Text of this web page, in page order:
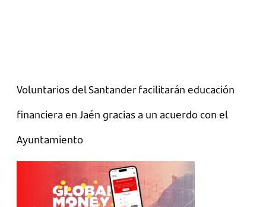
Voluntarios del Santander facilitarán educación
financiera en Jaén gracias a un acuerdo con el
Ayuntamiento